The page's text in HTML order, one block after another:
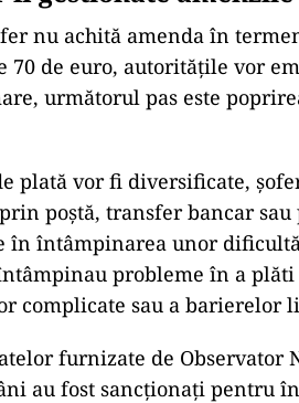
nu achită amenda în
70 de euro, autoritățile vor
următorul pas este
plată vor fi diversificate,
poștă, transfer bancar
în întâmpinarea unor
probleme în a
complicate sau a barierelor
furnizate de Observator
au fost sancționați pentru